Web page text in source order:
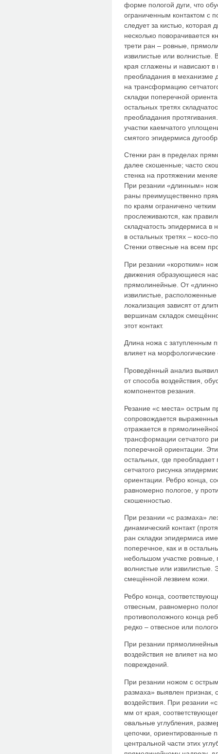
форме пологой дуги, что
ограниченным контактом с
следует за кистью, которая
несколько поворачивается
трети ран – ровные,
извилистые или волнистые.
края сглажены и нависают в
преобладания в механизме
на трансформацию
складки поперечной
остальных третях
преобладания
участки каемчатого
смятого эпидермиса
Стенки ран в пределах
далее скошенные; часто
стенка на протяжении
При резании «длинным»
раны преимущественно
по краям ограничено
прослеживаются, как
складчатость эпидермиса в
в остальных третях – косо-
Стенки отвесные на всем
При резании «коротким»
движения образующиеся
прямолинейные. От
извилистые,
локализация зависят от
вершинам складок
этот контакт.
Длина ножа с затупленным
влияет на
Проведённый анализ
от способа воздействия,
компонентов резания.
Резание «с места» острым
сопровождается
отражается в
трансформации сетчатого
поперечной ориентации.
остальных, где
сетчатого рисунка
ориентации. Ребро конца,
равномерно пологое, у
скошенностью.
При резании «с размаха»
динамический контакт
ран складки эпидермиса
поперечное, как и в
небольшом участке
волнистые или извилистые.
смещённой лезвием кожи.
Ребро конца,
отвесным, равномерно
противоположного конца
редко – отвесное или
При резании
воздействия не влияет на
повреждений.
При резании ножом с
размаха» выявлен признак,
воздействия. При резании
мм от края,
овальные углубления,
цепочки, ориентированные
центральной части этих